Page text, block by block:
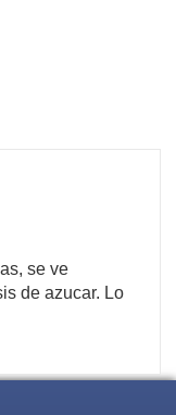
se ve
de azucar. Lo